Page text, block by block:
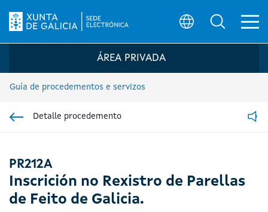
Logo da Sede electrónica da Xunta de
ÁREA PRIVADA
Guía de procedementos e servizos
Detalle procedemento
PR212A
Inscrición no Rexistro de Parellas
de Feito de Galicia.